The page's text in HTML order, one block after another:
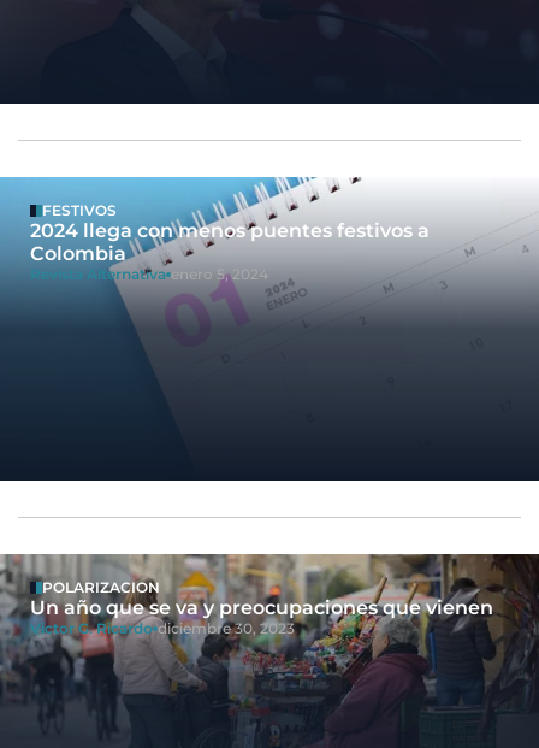
FESTIVOS
2024 llega con menos puentes festivos a
Colombia
Revista Alternativa enero 5, 2024
POLARIZACION
Un año que se va y preocupaciones que vienen
Victor G. Ricardo diciembre 30, 2023